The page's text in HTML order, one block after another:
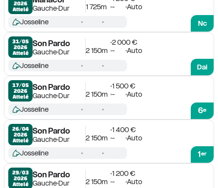
2026
Attelé
GaucheDur
1 725m
-
Auto
Nc
Josseline
31/05
2026
Attelé
Son Pardo
GaucheDur
2 000 €
2 150m -
Auto
Dai
Josseline
17/05
2026
Attelé
Son Pardo
GaucheDur
1 500 €
2 150m - Auto
6e
Josseline
26/04
2026
Attelé
Son Pardo
GaucheDur
1 400 €
2 150m - Auto
1er
Josseline
29/03
2026
Attelé
Son Pardo
GaucheDur
1 200 €
2 150m - Auto